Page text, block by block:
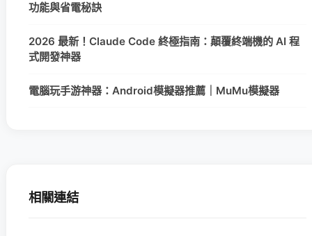
功能與省電秘訣
2026 最新！Claude Code 終極指南：顛覆終端機的 AI 程
式開發神器
電腦玩手游神器：Android模擬器推薦｜MuMu模擬器
相關連結